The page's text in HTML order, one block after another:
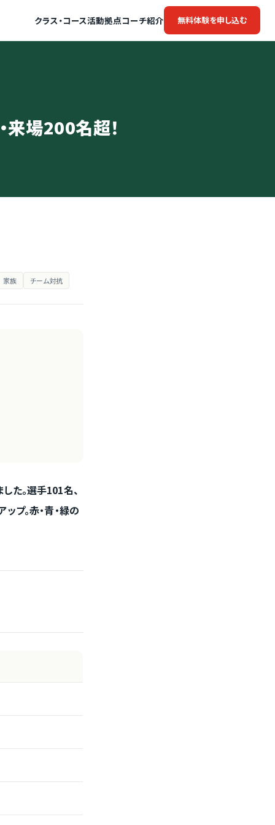
クラス・コース活動拠点コーチ紹介 無料体験を申し込む
来場200名超！
家族 チーム対抗
た。選手101名、
プ。赤・青・緑の